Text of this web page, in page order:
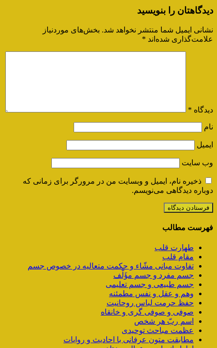
دیدگاهتان را بنویسید
نشانی ایمیل شما منتشر نخواهد شد. بخش‌های موردنیاز
علامت‌گذاری شده‌اند *
دیدگاه *
نام
ایمیل
وب‌ سایت
ذخیره نام، ایمیل و وبسایت من در مرورگر برای زمانی که
دوباره دیدگاهی می‌نویسم.
فهرست مطالب
طهارت قلب
مقام قلب
تفاوت مبانی مشّاء و حکمت متعالیه در خصوص جسم
جسم مفرد و جسم مؤَلَّف
جسم طبیعی و جسم تعلیمی
وهم و عقل و نفس مطمئنه
حفظ حرمت لباس روحانیت
صوفی و صوفی گری و خانقاه
اسم ربّ هر شخص
عظمت مباحث توحیدی
مطابقت متون عرفانی با احادیث و روایات